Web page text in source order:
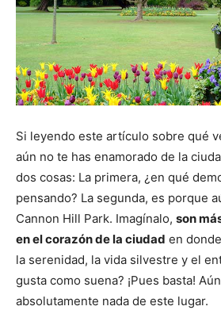
Si leyendo este artículo sobre qué
aún no te has enamorado de la
dos cosas: La primera, ¿en qué
pensando? La segunda, es porque
Cannon Hill Park. Imagínalo, son
en el corazón de la ciudad en
la serenidad, la vida silvestre y el
gusta como suena? ¡Pues basta!
absolutamente nada de este lugar.